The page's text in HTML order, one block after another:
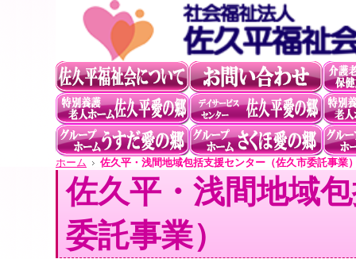
ホーム 佐久平・浅間地域包括支援センター（佐久市委託事業
佐久平・浅間地域
委託事業）